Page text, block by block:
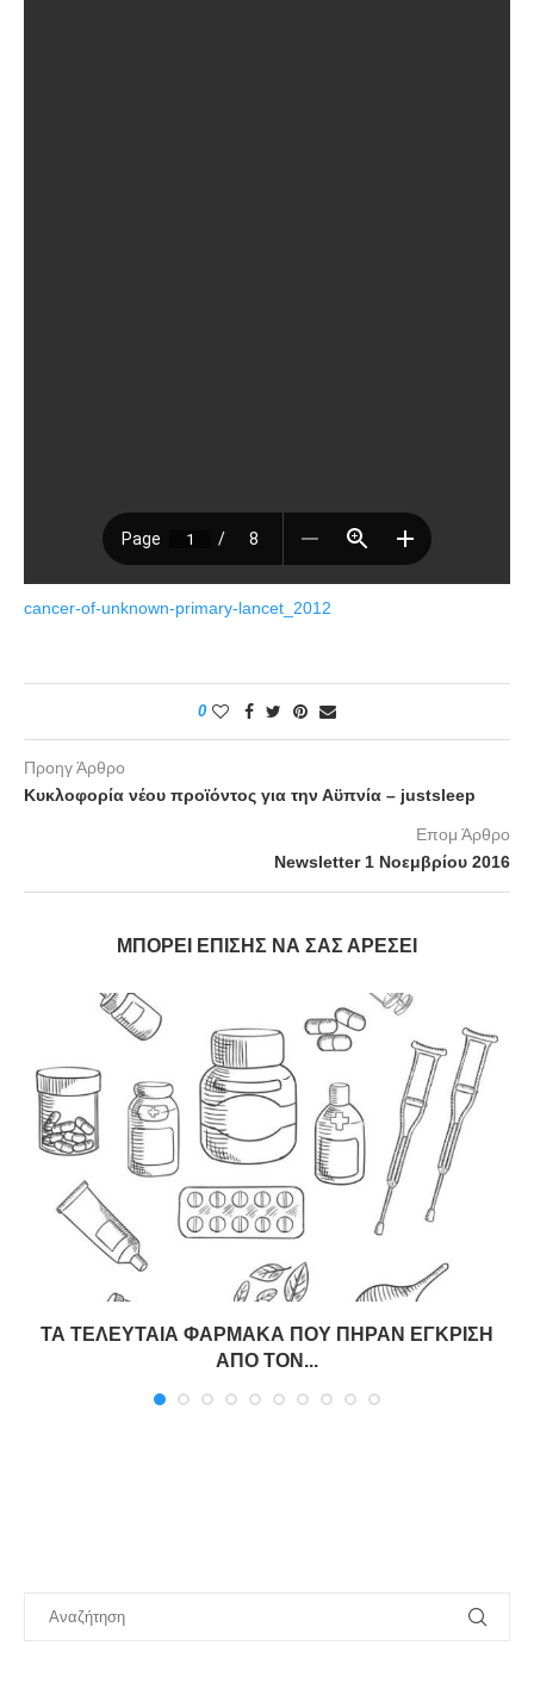
cancer-of-unknown-primary-lancet_2012
0
Προηγ Άρθρο
Κυκλοφορία νέου προϊόντος για την Αϋπνία – justsleep
Επομ Άρθρο
Newsletter 1 Νοεμβρίου 2016
ΜΠΟΡΕΊ ΕΠΊΣΗΣ ΝΑ ΣΑΣ ΑΡΈΣΕΙ
ΤΑ ΤΕΛΕΥΤΑΙΑ ΦΑΡΜΑΚΑ ΠΟΥ ΠΗΡΑΝ ΕΓΚΡΙΣΗ
ΑΠΟ ΤΟΝ...